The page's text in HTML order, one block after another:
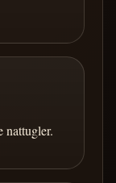
nattugler.